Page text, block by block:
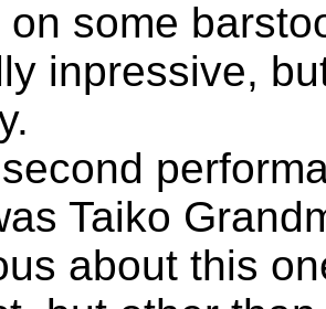
on some
inpressive,
Taiko
about this